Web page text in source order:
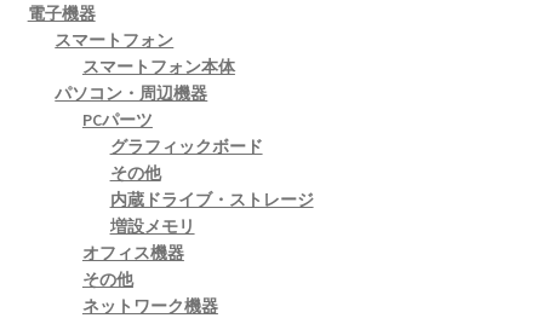
電子機器
スマートフォン
スマートフォン本体
パソコン・周辺機器
PCパーツ
グラフィックボード
その他
内蔵ドライブ・ストレージ
増設メモリ
オフィス機器
その他
ネットワーク機器